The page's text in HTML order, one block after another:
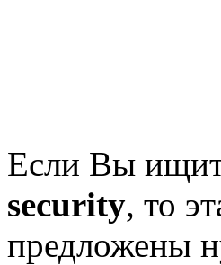
Если Вы
security, то
предложены